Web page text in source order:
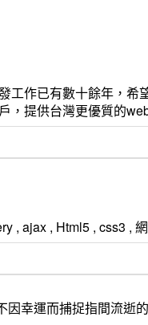
工作已有數十餘年，
，提供台灣更優質的
, ajax , Html5 , css3 ,
因幸運而捕捉指間流逝